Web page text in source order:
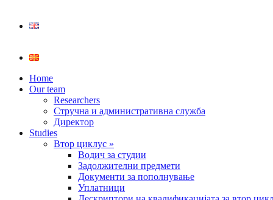
Home
Our team
Researchers
Стручна и административна служба
Директор
Studies
Втор циклус »
Водич за студии
Задолжителни предмети
Документи за пополнување
Уплатници